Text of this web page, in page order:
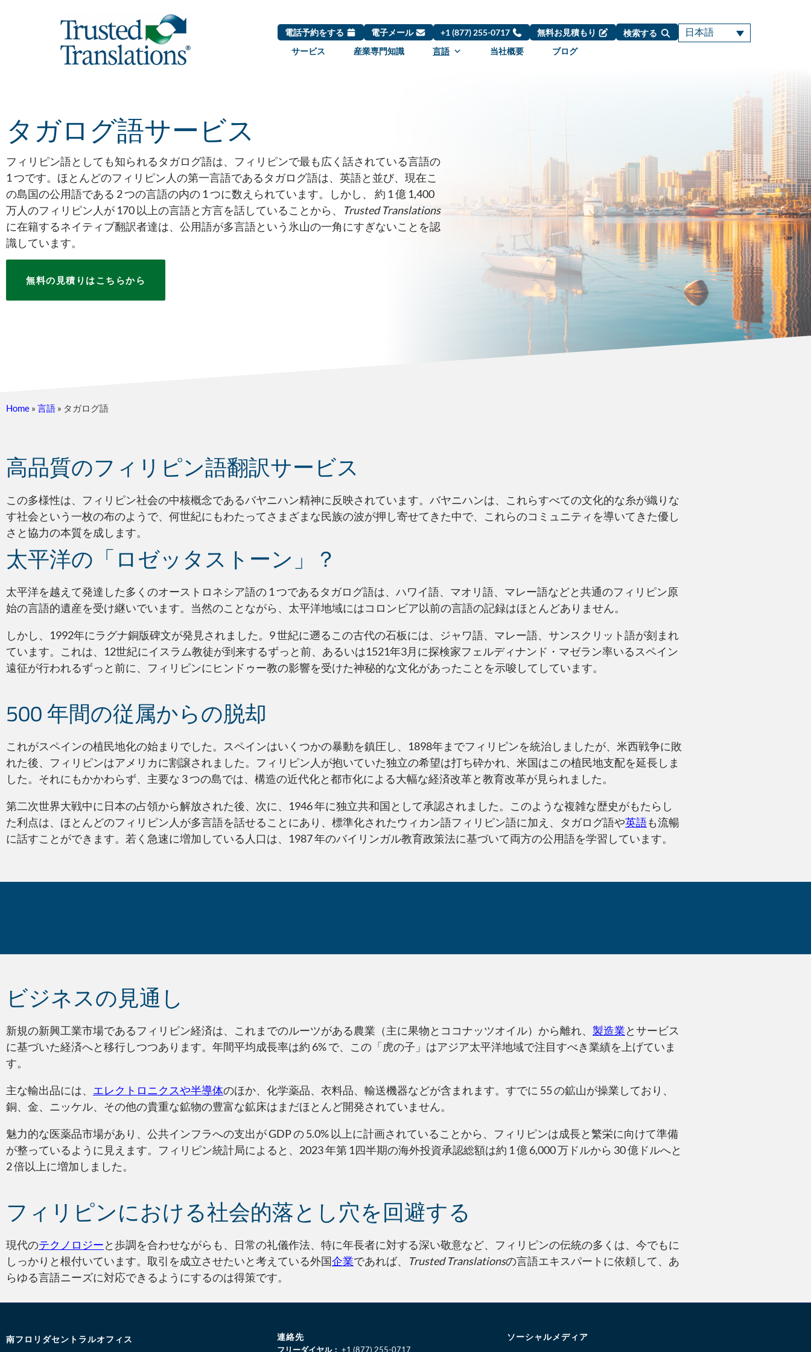
電話予約をする 電子メール +1 (877) 255-0717 無料お見積もり 検索する 日本語
サービス 産業専門知識 言語 当社概要 ブログ
タガログ語サービス
フィリピン語としても知られるタガログ語は、フィリピンで最も広く話されている言語の
1 つです。ほとんどのフィリピン人の第一言語であるタガログ語は、英語と並び、現在こ
の島国の公用語である 2 つの言語の内の 1 つに数えられています。しかし、 約 1 億 1,400
万人のフィリピン人が 170 以上の言語と方言を話していることから、
Trusted Translations
に在籍するネイティブ翻訳者達は、公用語が多言語という氷山の一角にすぎないことを認
識しています。
無料の見積りはこちらから
Home » 言語 » タガログ語
高品質のフィリピン語翻訳サービス
この多様性は、フィリピン社会の中核概念であるバヤニハン精神に反映されています。バヤニハンは、これらすべての文化的な糸が織りな
す社会という一枚の布のようで、何世紀にもわたってさまざまな民族の波が押し寄せてきた中で、これらのコミュニティを導いてきた優し
さと協力の本質を成します。
太平洋の「ロゼッタストーン」？
太平洋を越えて発達した多くのオーストロネシア語の 1 つであるタガログ語は、ハワイ語、マオリ語、マレー語などと共通のフィリピン原
始の言語的遺産を受け継いでいます。当然のことながら、太平洋地域にはコロンビア以前の言語の記録はほとんどありません。
しかし、1992年にラグナ銅版碑文が発見されました。9 世紀に遡るこの古代の石板には、ジャワ語、マレー語、サンスクリット語が刻まれ
ています。これは、12世紀にイスラム教徒が到来するずっと前、あるいは1521年3月に探検家フェルディナンド・マゼラン率いるスペイン
遠征が行われるずっと前に、フィリピンにヒンドゥー教の影響を受けた神秘的な文化があったことを示唆してしています。
500 年間の従属からの脱却
これがスペインの植民地化の始まりでした。スペインはいくつかの暴動を鎮圧し、1898年までフィリピンを統治しましたが、米西戦争に敗
れた後、フィリピンはアメリカに割譲されました。フィリピン人が抱いていた独立の希望は打ち砕かれ、米国はこの植民地支配を延長しま
した。それにもかかわらず、主要な 3 つの島では、構造の近代化と都市化による大幅な経済改革と教育改革が見られました。
第二次世界大戦中に日本の占領から解放された後、次に、1946 年に独立共和国として承認されました。このような複雑な歴史がもたらし
た利点は、ほとんどのフィリピン人が多言語を話せることにあり、標準化されたウィカン語フィリピン語に加え、タガログ語や英語も流暢
に話すことができます。若く急速に増加している人口は、1987 年のバイリンガル教育政策法に基づいて両方の公用語を学習しています。
ご存じでしたか?
ビジネスの見通し
新規の新興工業市場であるフィリピン経済は、これまでのルーツがある農業（主に果物とココナッツオイル）から離れ、 製造業とサービス
に基づいた経済へと移行しつつあります。年間平均成長率は約 6% で、この「虎の子」はアジア太平洋地域で注目すべき業績を上げていま
す。
主な輸出品には、 エレクトロニクスや半導体のほか、化学薬品、衣料品、輸送機器などが含まれます。すでに 55 の鉱山が操業しており、
銅、金、ニッケル、その他の貴重な鉱物の豊富な鉱床はまだほとんど開発されていません。
魅力的な医薬品市場があり、公共インフラへの支出が GDP の 5.0% 以上に計画されていることから、フィリピンは成長と繁栄に向けて準備
が整っているように見えます。フィリピン統計局によると、2023 年第 1四半期の海外投資承認総額は約 1 億 6,000 万ドルから 30 億ドルへと
2 倍以上に増加しました。
フィリピンにおける社会的落とし穴を回避する
現代のテクノロジーと歩調を合わせながらも、日常の礼儀作法、特に年長者に対する深い敬意など、フィリピンの伝統の多くは、今でもに
しっかりと根付いています。取引を成立させたいと考えている外国企業であれば、 Trusted Translationsの言語エキスパートに依頼して、あ
らゆる言語ニーズに対応できるようにするのは得策です。
南フロリダセントラルオフィス 連絡先
フリーダイヤル： +1 (877) 255-0717
ソーシャルメディア